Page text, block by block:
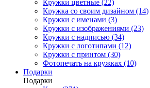
Кружки цветные (22)
Кружка со своим дизайном (14)
Кружки с именами (3)
Кружки с изображениями (23)
Кружки с надписью (34)
Кружки с логотипами (12)
Кружки с принтом (30)
Фотопечать на кружках (10)
Подарки
Подарки